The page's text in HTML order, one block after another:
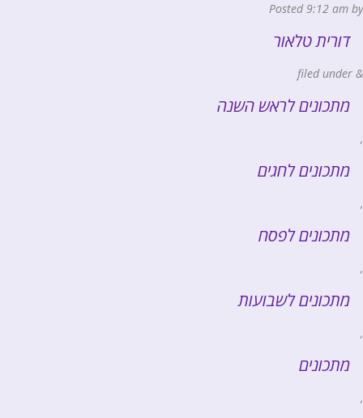
Posted9:12 am by
דורית טלאור
&
מתכונים לראש השנה
,
מתכונים לחגים
,
מתכונים לפסח
,
מתכונים לשבועות
,
מתכונים
,